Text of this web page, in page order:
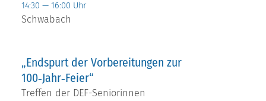
14:30 — 16:00 Uhr
Schwabach
„Endspurt der Vorbereitungen zur
100‑Jahr‑Feier“
Treffen der DEF-Seniorinnen